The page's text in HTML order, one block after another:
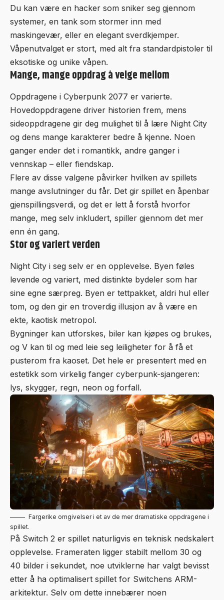
Du kan være en hacker som sniker seg gjennom
systemer, en tank som stormer inn med
maskingevær, eller en elegant sverdkjemper.
Våpenutvalget er stort, med alt fra standardpistoler til
eksotiske og unike våpen.
Mange, mange oppdrag å velge mellom
Oppdragene i Cyberpunk 2077 er varierte.
Hovedoppdragene driver historien frem, mens
sideoppdragene gir deg mulighet til å lære Night City
og dens mange karakterer bedre å kjenne. Noen
ganger ender det i romantikk, andre ganger i
vennskap – eller fiendskap.
Flere av disse valgene påvirker hvilken av spillets
mange avslutninger du får. Det gir spillet en åpenbar
gjenspillingsverdi, og det er lett å forstå hvorfor
mange, meg selv inkludert, spiller gjennom det mer
enn én gang.
Stor og variert verden
Night City i seg selv er en opplevelse. Byen føles
levende og variert, med distinkte bydeler som har
sine egne særpreg. Byen er tettpakket, aldri hul eller
tom, og den gir en troverdig illusjon av å være en
ekte, kaotisk metropol.
Bygninger kan utforskes, biler kan kjøpes og brukes,
og V kan til og med leie seg leiligheter for å få et
pusterom fra kaoset. Det hele er presentert med en
estetikk som virkelig fanger cyberpunk-sjangeren:
lys, skygger, regn, neon og forfall.
Fargerike omgivelser i et av de mer dramatiske oppdragene i
spillet.
På Switch 2 er spillet naturligvis en teknisk nedskalert
opplevelse. Frameraten ligger stabilt mellom 30 og
40 bilder i sekundet, noe utviklerne har valgt bevisst
etter å ha optimalisert spillet for Switchens ARM-
arkitektur. Selv om dette innebærer noen